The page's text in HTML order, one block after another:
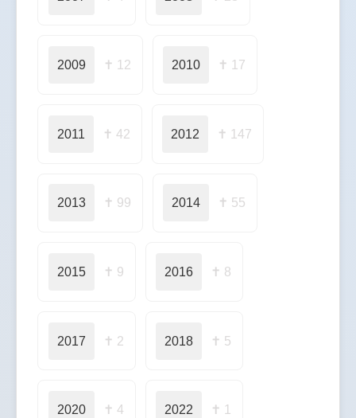
2009 ✝ 12 2010 ✝ 17
2011 ✝ 42 2012 ✝ 147
2013 ✝ 99 2014 ✝ 55
2015 ✝ 9 2016 ✝ 8
2017 ✝ 2 2018 ✝ 5
2020 ✝ 4 2022 ✝ 1